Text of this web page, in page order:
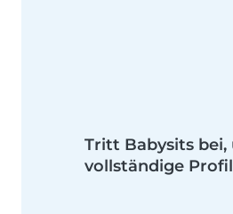
Tritt Babysits bei,
vollständige